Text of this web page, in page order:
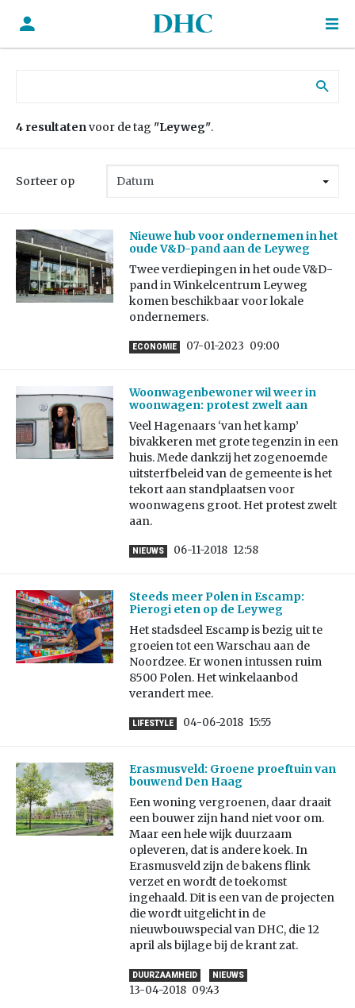
4 resultatenvoor de tag "Leyweg".
Sorteer op
Nieuwe hub voor ondernemen in het
oude V&D-pand aan de Leyweg
Twee verdiepingen in het oude V&D-
pand in Winkelcentrum Leyweg
komen beschikbaar voor lokale
ondernemers.
ECONOMIE 07-01-2023 09:00
Woonwagenbewoner wil weer in
woonwagen: protest zwelt aan
Veel Hagenaars ‘van het kamp’
bivakkeren met grote tegenzin in een
huis. Mede dankzij het zogenoemde
uitsterfbeleid van de gemeente is het
tekort aan standplaatsen voor
woonwagens groot. Het protest zwelt
aan.
NIEUWS 06-11-2018 12:58
Steeds meer Polen in Escamp:
Pierogi eten op de Leyweg
Het stadsdeel Escamp is bezig uit te
groeien tot een Warschau aan de
Noordzee. Er wonen intussen ruim
8500 Polen. Het winkelaanbod
verandert mee.
LIFESTYLE 04-06-2018 15:55
Erasmusveld: Groene proeftuin van
bouwend Den Haag
Een woning vergroenen, daar draait
een bouwer zijn hand niet voor om.
Maar een hele wijk duurzaam
opleveren, dat is andere koek. In
Erasmusveld zijn de bakens flink
verzet en wordt de toekomst
ingehaald. Dit is een van de projecten
die wordt uitgelicht in de
nieuwbouwspecial van DHC, die 12
april als bijlage bij de krant zat.
DUURZAAMHEID NIEUWS
13-04-2018 09:43